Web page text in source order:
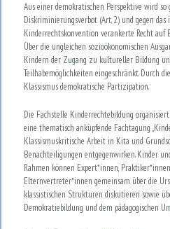
Aus einer demokratischen Perspektive wird so
Diskriminierungsverbot (Art. 2) und gegen das
Kinderrechtskonvention verankerte Recht auf
Über die ungleichen sozioökonomischen
Kindern der Zugang zu kultureller Bildung
Teilhabemöglichkeiten eingeschränkt. Durch
Klassismus demokratische Partizipation.
Die Fachstelle Kinderrechtebildung
eine thematisch anküpfende Fachtagung
Klassismuskritische Arbeit in Kita und
Benachteiligungen entgegenwirken. Kinder
Rahmen können Expert*innen,
Elternvertreter*innen gemeinsam über die
klassistischen Strukturen diskutieren sowie
Demokratiebildung und dem pädagogischen